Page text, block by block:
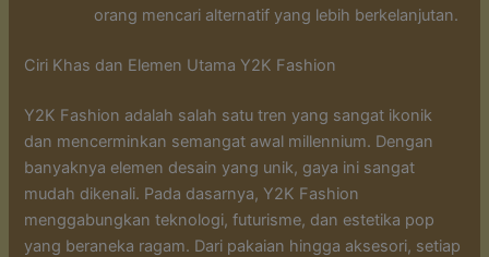
orang mencari alternatif yang lebih berkelanjutan.
Ciri Khas dan Elemen Utama Y2K Fashion
Y2K Fashion adalah salah satu tren yang sangat ikonik
dan mencerminkan semangat awal millennium. Dengan
banyaknya elemen desain yang unik, gaya ini sangat
mudah dikenali. Pada dasarnya, Y2K Fashion
menggabungkan teknologi, futurisme, dan estetika pop
yang beraneka ragam. Dari pakaian hingga aksesori, setiap